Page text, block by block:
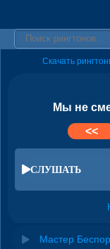
Скачать
Мы не
<<
СЛУШАТЬ
Мастер